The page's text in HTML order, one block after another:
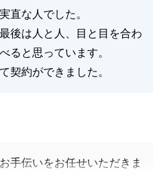
直な人でした。
後は人と人、目と目を合わ
ると思っています。
契約ができました。
手伝いをお任せいただきま